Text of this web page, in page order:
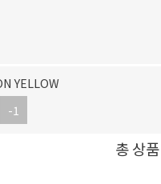
YELLOW
-1
총 상